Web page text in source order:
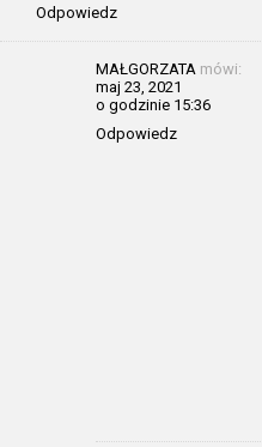
Odpowiedz
MAŁGORZATA mówi:
maj 23, 2021
o godzinie 15:36
Odpowiedz